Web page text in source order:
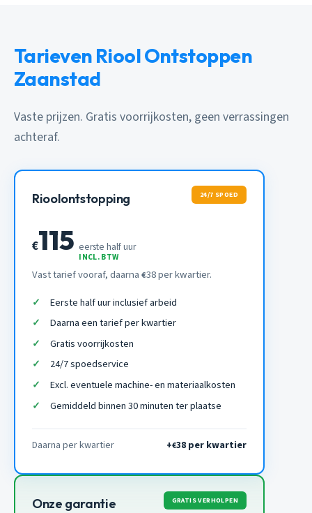
Tarieven Riool Ontstoppen
Zaanstad
Vaste prijzen. Gratis voorrijkosten, geen verrassingen
achteraf.
Rioolontstopping 24/7 SPOED
€115 eerste half uur
INCL. BTW
Vast tarief vooraf, daarna €38 per kwartier.
Eerste half uur inclusief arbeid
Daarna een tarief per kwartier
Gratis voorrijkosten
24/7 spoedservice
Excl. eventuele machine- en materiaalkosten
Gemiddeld binnen 30 minuten ter plaatse
Daarna per kwartier +€38 per kwartier
Onze garantie GRATIS VERHOLPEN